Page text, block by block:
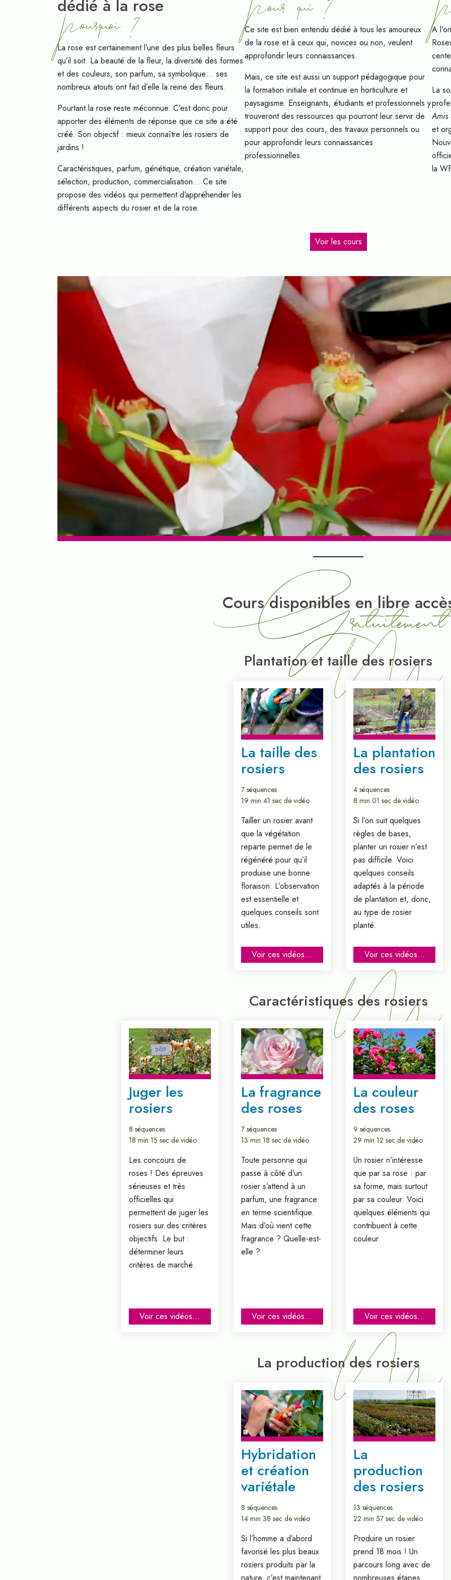
dédié à la rose
pourquoi 7
La rose est certainement l’une des plus belles fleurs
qu’il soit. La beauté de la fleur, la diversité des formes
et des couleurs, son parfum, sa symbolique… ses
nombreux atouts ont fait d’elle la reine des fleurs.
Pourtant la rose reste méconnue. C’est donc pour
apporter des éléments de réponse que ce site a été
créé. Son objectif : mieux connaître les rosiers de
jardins !
Caractéristiques, parfum, génétique, création variétale,
sélection, production, commercialisation… Ce site
propose des vidéos qui permettent d’appréhender les
différents aspects du rosier et de la rose.
Ce site est bien entendu dédié à tous les amoureux
de la rose et à ceux qui, novices ou non, veulent
approfondir leurs connaissances.
Mais, ce site est aussi un support pédagogique pour
la formation initiale et continue en horticulture et
paysagisme. Enseignants, étudiants et professionnels y
trouveront des ressources qui pourront leur servir de
support pour des cours, des travaux personnels ou
pour approfondir leurs connaissances
professionnelles.
A
La
Amis
et
la
Voir les cours
Cours disponibles en libre
Gratuitement
Plantation et taille des rosiers
La taille des
rosiers
7 séquences
19 min 41 sec de vidéo
Tailler un rosier avant
que la végétation
reparte permet de le
régénéré pour qu’il
produise une bonne
floraison. L’observation
est essentielle et
quelques conseils sont
utiles.
Voir ces vidéos...
La plantation
des rosiers
4 séquences
8 min 01 sec de vidéo
Si l’on suit quelques
règles de bases,
planter un rosier n’est
pas difficile. Voici
quelques conseils
adaptés à la période
de plantation et, donc,
au type de rosier
planté.
Voir ces vidéos...
Caractéristiques des rosiers
Juger les
rosiers
8 séquences
18 min 15 sec de vidéo
Les concours de
roses ! Des épreuves
sérieuses et très
officielles qui
permettent de juger les
rosiers sur des critères
objectifs. Le but :
déterminer leurs
critères de marché.
Voir ces vidéos...
La fragrance
des roses
7 séquences
13 min 18 sec de vidéo
Toute personne qui
passe à côté d’un
rosier s’attend à un
parfum, une fragrance
en terme scientifique.
Mais d’où vient cette
fragrance ? Quelle-est-
elle ?
Voir ces vidéos...
La couleur
des roses
9 séquences
29 min 12 sec de vidéo
Un rosier n’intéresse
que par sa rose : par
sa forme, mais surtout
par sa couleur. Voici
quelques éléments qui
contribuent à cette
couleur.
Voir ces vidéos...
La production des rosiers
Hybridation
et création
variétale
8 séquences
14 min 38 sec de vidéo
Si l’homme a d’abord
favorisé les plus beaux
rosiers produits par la
nature, c’est maintenant
La
production
des rosiers
13 séquences
22 min 57 sec de vidéo
Produire un rosier
prend 18 mois ! Un
parcours long avec de